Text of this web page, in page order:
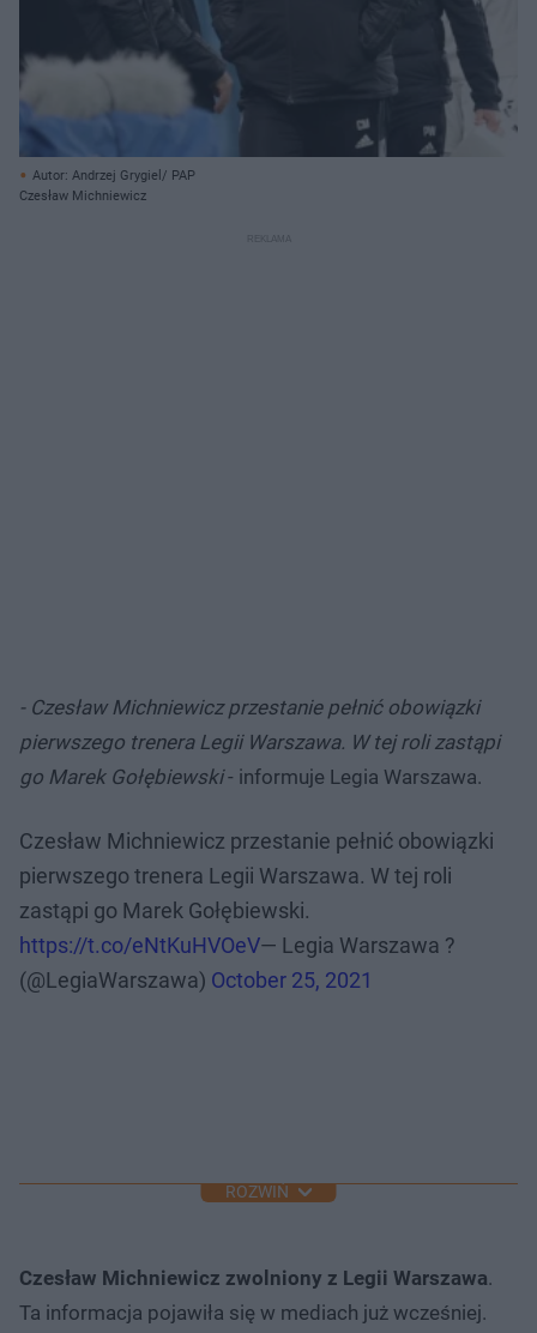
Autor: Andrzej Grygiel/ PAP
Czesław Michniewicz
- Czesław Michniewicz przestanie pełnić obowiązki
pierwszego trenera Legii Warszawa. W tej roli zastąpi
go Marek Gołębiewski- informuje Legia Warszawa.
Czesław Michniewicz przestanie pełnić obowiązki
pierwszego trenera Legii Warszawa. W tej roli
zastąpi go Marek Gołębiewski.
https://t.co/eNtKuHVOeV— Legia Warszawa ?
(@LegiaWarszawa) October 25, 2021
ROZWIŃ
Czesław Michniewicz zwolniony z Legii Warszawa.
Ta informacja pojawiła się w mediach już wcześniej.